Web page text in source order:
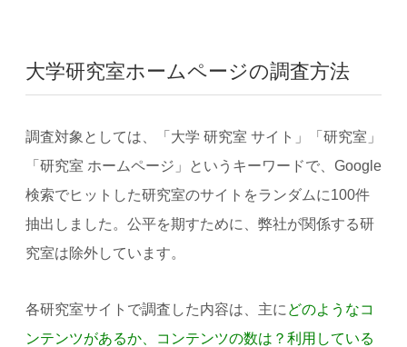
大学研究室ホームページの調査方法
調査対象としては、「大学 研究室 サイト」「研究室」
「研究室 ホームページ」というキーワードで、Google
検索でヒットした研究室のサイトをランダムに100件
抽出しました。公平を期すために、弊社が関係する研
究室は除外しています。
各研究室サイトで調査した内容は、主に どのようなコ
ンテンツがあるか、コンテンツの数は？利用している